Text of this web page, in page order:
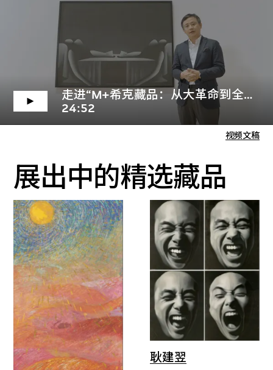
走进“M+希克藏品：从大革命到全球化”
24:52
视频文稿
展出中的精选藏品
耿建翌